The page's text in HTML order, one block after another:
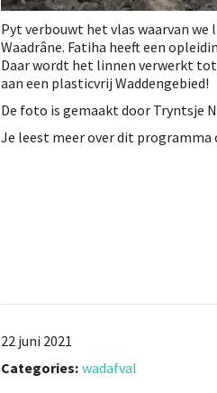
Pyt verbouwt het vlas waarvan
Waadrâne. Fatiha heeft een
Daar wordt het linnen verwerkt tot
aan een plasticvrij Waddengebied!
De foto is gemaakt door Tryntsje
Je leest meer over dit programma
22 juni 2021
Categories: wadafval